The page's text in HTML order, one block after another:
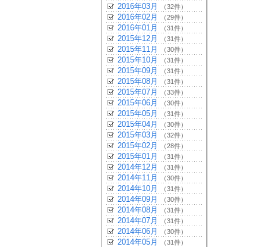
2016年03月 （32件）
2016年02月 （29件）
2016年01月 （31件）
2015年12月 （31件）
2015年11月 （30件）
2015年10月 （31件）
2015年09月 （31件）
2015年08月 （31件）
2015年07月 （33件）
2015年06月 （30件）
2015年05月 （31件）
2015年04月 （30件）
2015年03月 （32件）
2015年02月 （28件）
2015年01月 （31件）
2014年12月 （31件）
2014年11月 （30件）
2014年10月 （31件）
2014年09月 （30件）
2014年08月 （31件）
2014年07月 （31件）
2014年06月 （30件）
2014年05月 （31件）